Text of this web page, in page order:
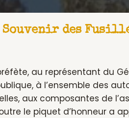
des
au représentant du
à l’ensemble des
aux composantes de
le piquet d’honneur a